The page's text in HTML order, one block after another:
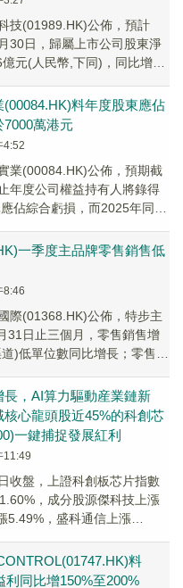
技(01989.HK)公佈，預計
30日，歸屬上市公司股東淨
元(人民幣,下同)，同比增長
(00084.HK)料年度股東應佔
7000萬港元
4:52
業(00084.HK)公佈，預期截
年度公司權益持有人將錄得
佔綜合虧損，而2025年同期
一季度主品牌零售銷售低
8:46
際(01368.HK)公佈，特步主
31日止三個月，零售銷售增
)低單位數同比增長；零售折
，AI算力驅動産業鏈新
核心龍頭股近45%的科創芯
一鍵捕捉發展紅利
11:49
收盤，上證科創板芯片指數
，成分股源傑科技上漲
5.49%，盛科通信上漲
料
利同比增150%至200%